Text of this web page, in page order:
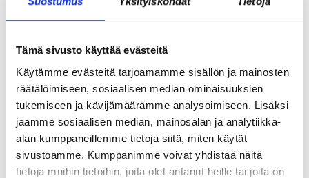
Tämä sivusto käyttää evästeitä
Käytämme evästeitä tarjoamamme sisällön ja mainosten
räätälöimiseen, sosiaalisen median ominaisuuksien
tukemiseen ja kävijämäärämme analysoimiseen. Lisäksi
jaamme sosiaalisen median, mainosalan ja analytiikka-
alan kumppaneillemme tietoja siitä, miten käytät
sivustoamme. Kumppanimme voivat yhdistää näitä
tietoja muihin tietoihin, joita olet antanut heille tai joita on
AIKAINEN)